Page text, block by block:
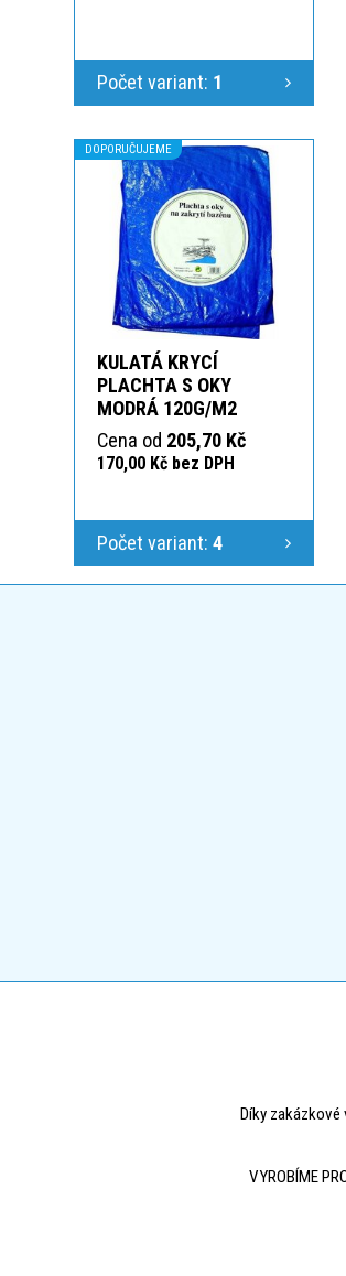
Počet variant: 1
DOPORUČUJEME
KULATÁ KRYCÍ
PLACHTA S OKY
MODRÁ 120G/M2
Cena od 205,70 Kč
170,00 Kč bez DPH
Počet variant: 4
Díky
VYROBÍME